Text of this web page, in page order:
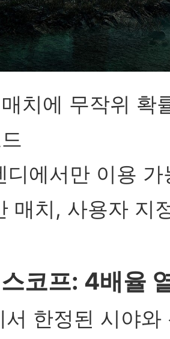
치에 무작위 확
디에서만 이용
매치, 사용자 지
코프: 4배율
서 한정된 시야